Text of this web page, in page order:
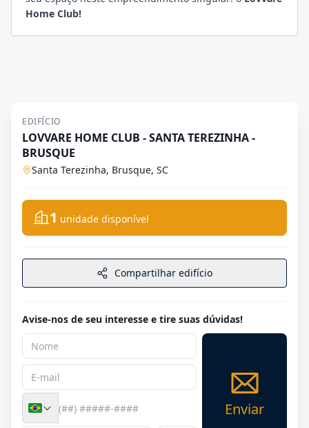
Home Club!
EDIFÍCIO
LOVVARE HOME CLUB - SANTA TEREZINHA -
BRUSQUE
Santa Terezinha, Brusque, SC
1 unidade disponível
Compartilhar edifício
Avise-nos de seu interesse e tire suas dúvidas!
Enviar